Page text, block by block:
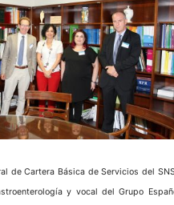
Cartera Básica de Servicios del
y vocal del Grupo